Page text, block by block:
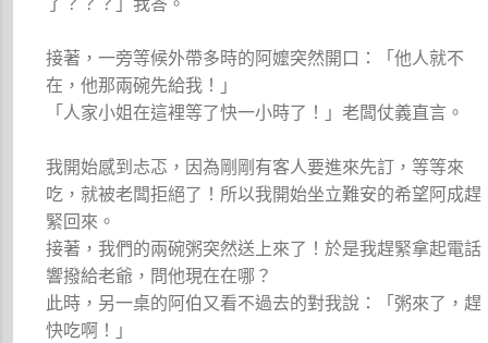
接著，一旁等候外帶多時的阿嬤突然開口：「他人就不
在，他那兩碗先給我！」
「人家小姐在這裡等了快一小時了！」老闆仗義直言。
我開始感到忐忑，因為剛剛有客人要進來先訂，等等來
吃，就被老闆拒絕了！所以我開始坐立難安的希望阿成趕
緊回來。
接著，我們的兩碗粥突然送上來了！於是我趕緊拿起電話
響撥給老爺，問他現在在哪？
此時，另一桌的阿伯又看不過去的對我說：「粥來了，趕
快吃啊！」